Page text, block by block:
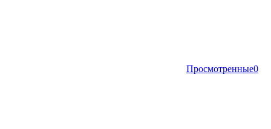
Просмотренные0